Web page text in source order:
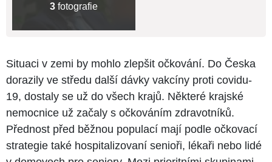
3 fotografie
Situaci v zemi by mohlo zlepšit očkování. Do Česka
dorazily ve středu další dávky vakcíny proti covidu-
19, dostaly se už do všech krajů. Některé krajské
nemocnice už začaly s očkováním zdravotníků.
Přednost před běžnou populací mají podle očkovací
strategie také hospitalizovaní senioři, lékaři nebo lidé